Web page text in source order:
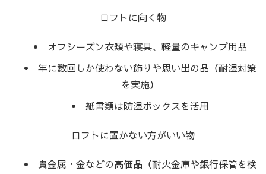
ロフトに向く物
オフシーズン衣類や寝具、軽量のキャンプ用品
年に数回しか使わない飾りや思い出の品（耐湿対策
を実施）
紙書類は防湿ボックスを活用
ロフトに置かない方がいい物
貴金属・金などの高価品（耐火金庫や銀行保管を検